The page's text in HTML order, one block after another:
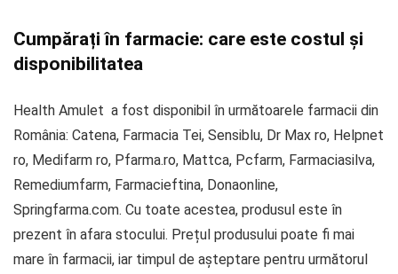
Cumpărați în farmacie: care este costul și
disponibilitatea
Health Amulet a fost disponibil în următoarele farmacii din
România: Catena, Farmacia Tei, Sensiblu, Dr Max ro, Helpnet
ro, Medifarm ro, Pfarma.ro, Mattca, Pcfarm, Farmaciasilva,
Remediumfarm, Farmacieftina, Donaonline,
Springfarma.com. Cu toate acestea, produsul este în
prezent în afara stocului. Prețul produsului poate fi mai
mare în farmacii, iar timpul de așteptare pentru următorul